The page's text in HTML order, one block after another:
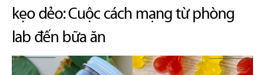
kẹo dẻo: Cuộc cách mạng từ phòng
lab đến bữa ăn